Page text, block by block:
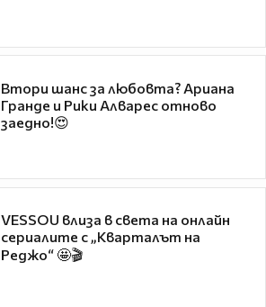
Втори шанс за любовта? Ариана
Гранде и Рики Алварес отново
заедно!😍
VESSOU влиза в света на онлайн
сериалите с „Кварталът на
Реджо“ 🤩🎬